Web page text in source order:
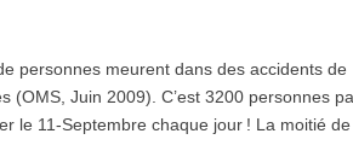
personnes meurent dans des accidents de
(OMS, Juin 2009). C’est 3200 personnes
le 11-Septembre chaque jour ! La moitié